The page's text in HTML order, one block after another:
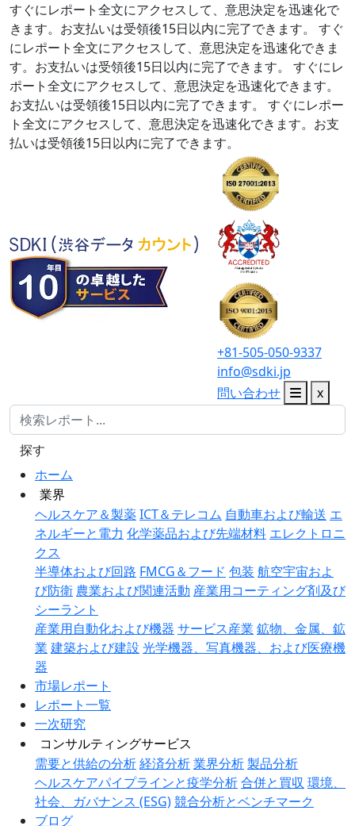
すぐにレポート全文にアクセスして、意思決定を迅速化で
きます。お支払いは受領後15日以内に完了できます。
すぐ
にレポート全文にアクセスして、意思決定を迅速化できま
す。お支払いは受領後15日以内に完了できます。
すぐにレ
ポート全文にアクセスして、意思決定を迅速化できます。
お支払いは受領後15日以内に完了できます。
すぐにレポー
ト全文にアクセスして、意思決定を迅速化できます。お支
払いは受領後15日以内に完了できます。
+81-505-050-9337
info@sdki.jp
問い合わせ
x
ホーム
業界
ヘルスケア＆製薬ICT＆テレコム 自動車および輸送 エ
ネルギーと電力 化学薬品および先端材料 エレクトロニ
クス
半導体および回路 FMCG＆フード 包装 航空宇宙およ
び防衛 農業および関連活動 産業用コーティング剤及び
シーラント
産業用自動化および機器 サービス産業 鉱物、金属、鉱
業 建築および建設 光学機器、写真機器、および医療機
器
市場レポート
レポート一覧
一次研究
コンサルティングサービス
需要と供給の分析経済分析業界分析製品分析
ヘルスケアパイプラインと疫学分析合併と買収 環境、
社会、ガバナンス (ESG)競合分析とベンチマーク
ブログ
探す